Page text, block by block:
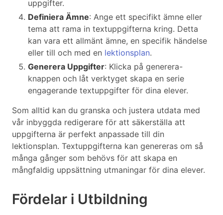
uppgifter.
Definiera Ämne: Ange ett specifikt ämne eller
tema att rama in textuppgifterna kring. Detta
kan vara ett allmänt ämne, en specifik händelse
eller till och med en lektionsplan.
Generera Uppgifter: Klicka på generera-
knappen och låt verktyget skapa en serie
engagerande textuppgifter för dina elever.
Som alltid kan du granska och justera utdata med
vår inbyggda redigerare för att säkerställa att
uppgifterna är perfekt anpassade till din
lektionsplan. Textuppgifterna kan genereras om så
många gånger som behövs för att skapa en
mångfaldig uppsättning utmaningar för dina elever.
Fördelar i Utbildning